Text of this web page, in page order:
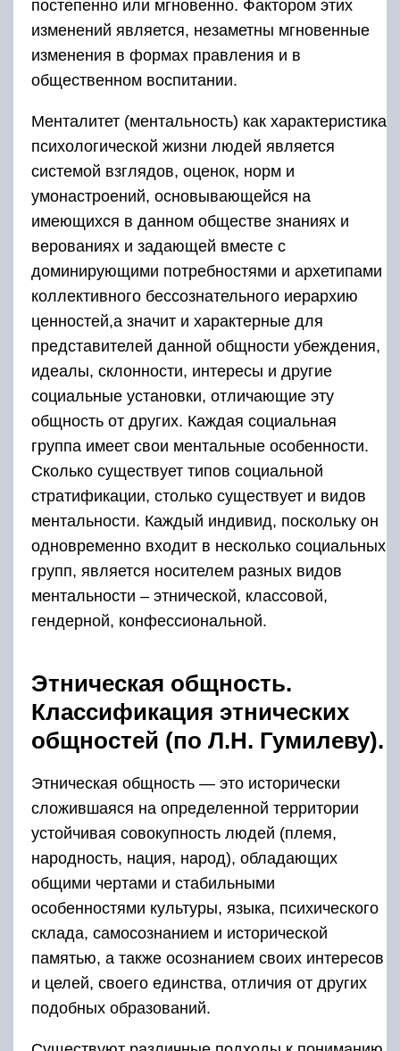
постепенно или мгновенно. Фактором этих
изменений является, незаметны мгновенные
изменения в формах правления и в
общественном воспитании.
Менталитет (ментальность) как характеристика
психологической жизни людей является
системой взглядов, оценок, норм и
умонастроений, основывающейся на
имеющихся в данном обществе знаниях и
верованиях и задающей вместе с
доминирующими потребностями и архетипами
коллективного бессознательного иерархию
ценностей,а значит и характерные для
представителей данной общности убеждения,
идеалы, склонности, интересы и другие
социальные установки, отличающие эту
общность от других. Каждая социальная
группа имеет свои ментальные особенности.
Сколько существует типов социальной
стратификации, столько существует и видов
ментальности. Каждый индивид, поскольку он
одновременно входит в несколько социальных
групп, является носителем разных видов
ментальности – этнической, классовой,
гендерной, конфессиональной.
Этническая общность.
Классификация этнических
общностей (по Л.Н. Гумилеву).
Этническая общность — это исторически
сложившаяся на определенной территории
устойчивая совокупность людей (племя,
народность, нация, народ), обладающих
общими чертами и стабильными
особенностями культуры, языка, психического
склада, самосознанием и исторической
памятью, а также осознанием своих интересов
и целей, своего единства, отличия от других
подобных образований.